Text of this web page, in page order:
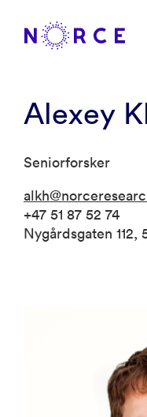
Alexey
Seniorforsker
+47 51 87 52 74
Nygårdsgaten